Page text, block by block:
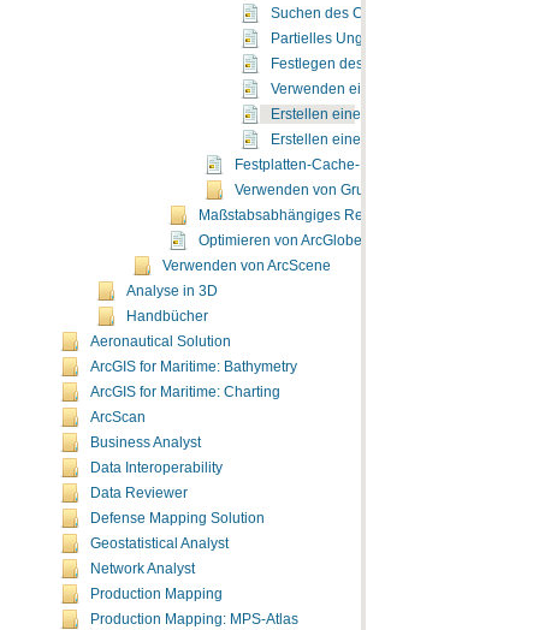
Suchen des Caches eines Layers auf
Partielles Ungültigmachen eines
Festlegen des Festplatten-Cache-
Verwenden eines Festplatten-Caches
Erstellen einer Layer-Datei im Ordner
Erstellen einer Layer-Datei im Ordner
Festplatten-Cache-Formate in ArcGlobe
Verwenden von Gruppen-Layer-Caches
Maßstabsabhängiges Rendern in ArcGlobe
Optimieren von ArcGlobe
Verwenden von ArcScene
Analyse in 3D
Handbücher
Aeronautical Solution
ArcGIS for Maritime: Bathymetry
ArcGIS for Maritime: Charting
ArcScan
Business Analyst
Data Interoperability
Data Reviewer
Defense Mapping Solution
Geostatistical Analyst
Network Analyst
Production Mapping
Production Mapping: MPS-Atlas